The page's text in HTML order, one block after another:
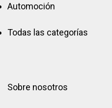
Automoción
Todas las categorías
Sobre nosotros